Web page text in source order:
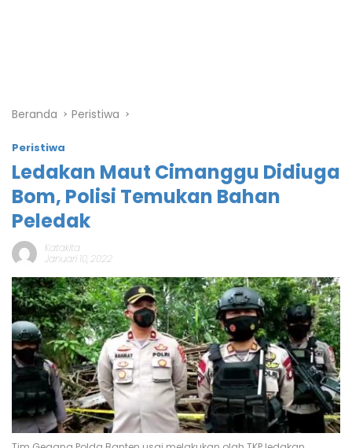
Beranda Peristiwa
Peristiwa
Ledakan Maut Cimanggu Didiuga
Bom, Polisi Temukan Bahan
Peledak
Katakita
Januari 10, 2022